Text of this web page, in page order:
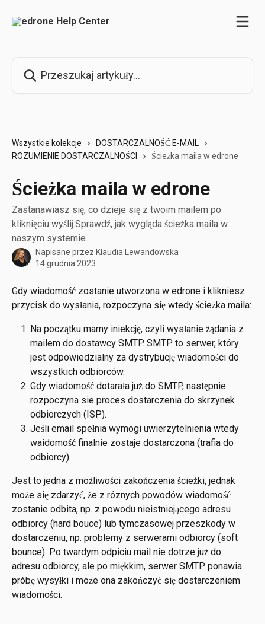
Wszystkie kolekcje
DOSTARCZALNOŚĆ E-MAIL
ROZUMIENIE DOSTARCZALNOŚCI
Ścieżka maila w edrone
Ścieżka maila w edrone
Zastanawiasz się, co dzieje się z twoim mailem po
kliknięciu wyślij.Sprawdź, jak wygląda ścieżka maila w
naszym systemie.
Napisane przez Klaudia Lewandowska
14 grudnia 2023
Gdy wiadomość zostanie utworzona w edrone i klikniesz
przycisk do wysłania, rozpoczyna się wtedy ścieżka maila:
Na początku mamy iniekcję, czyli wysłanie żądania z
mailem do dostawcy SMTP. SMTP to serwer, który
jest odpowiedzialny za dystrybucję wiadomości do
wszystkich odbiorców.
Gdy wiadomość dotarała już do SMTP, następnie
rozpoczyna sie proces dostarczenia do skrzynek
odbiorczych (ISP).
Jeśli email spełnia wymogi uwierzytelnienia wtedy
waidomość finalnie zostaje dostarczona (trafia do
odbiorcy).
Jest to jedna z możliwości zakończenia ścieżki, jednak
może się zdarzyć, że z róznych powodów wiadomość
zostanie odbita, np. z powodu nieistniejącego adresu
odbiorcy (hard bouce) lub tymczasowej przeszkody w
dostarczeniu, np. problemy z serwerami odbiorcy (soft
bounce). Po twardym odpiciu mail nie dotrze już do
adresu odbiorcy, ale po miękkim, serwer SMTP ponawia
próbę wysyłki i może ona zakończyć się dostarczeniem
wiadomości.